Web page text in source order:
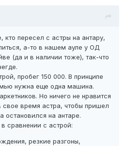
пересел с астры на антару,
а-то в нашем ауле у ОД
(да и в наличии тоже), так-что
пробег 150 000. В принципе
нужна еще одна машина.
Но ничего не нравится
свое время астра, чтобы пришел
остановился на антаре.
сравнении с астрой:
резкие разгоны,